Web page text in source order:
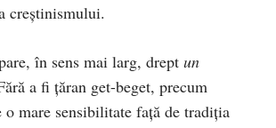
creştinismului.
în sens mai larg, drept un
a fi ţăran get-beget, precum
o mare sensibilitate faţă de tradiţia